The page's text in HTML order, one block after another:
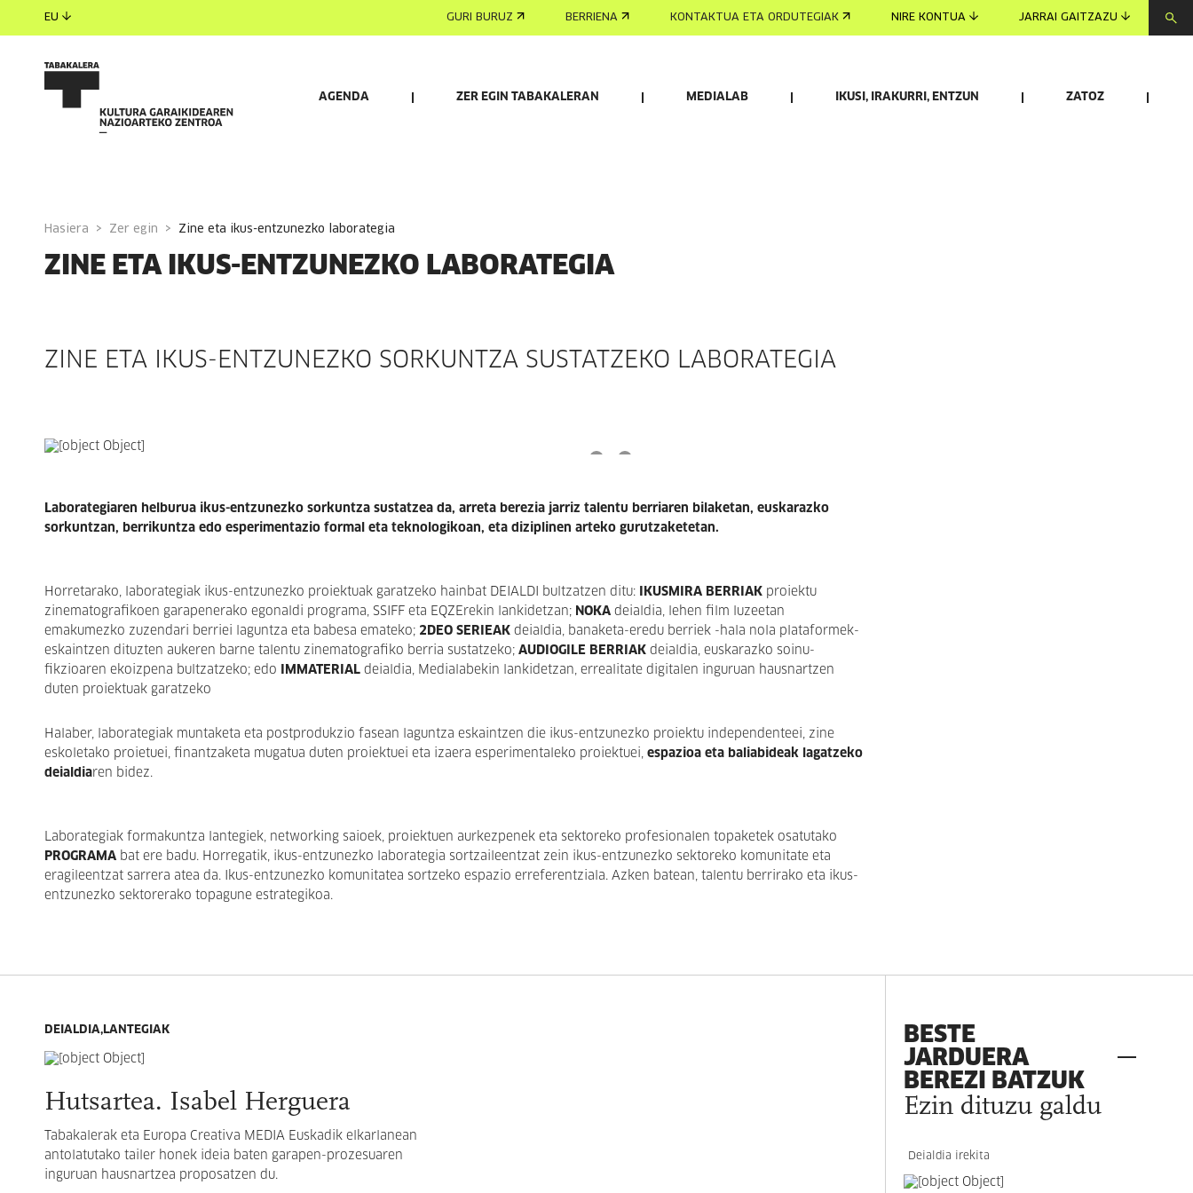
EU GURI BURUZ BERRIENA KONTAKTUA ETA ORDUTEGIAK NIRE KONTUA JARRAI GAITZAZU
AGENDA ZER EGIN TABAKALERAN MEDIALAB IKUSI, IRAKURRI, ENTZUN ZATOZ
Hasiera Zer egin zine eta ikus-entzunezko laborategia
ZINE ETA IKUS-ENTZUNEZKO LABORATEGIA
ZINE ETA IKUS-ENTZUNEZKO SORKUNTZA SUSTATZEKO LABORATEGIA
Laborategiaren helburua ikus-entzunezko sorkuntza sustatzea da, arreta berezia jarriz talentu berriaren bilaketan, euskarazko
sorkuntzan, berrikuntza edo esperimentazio formal eta teknologikoan, eta diziplinen arteko gurutzaketetan.
Horretarako, laborategiak ikus-entzunezko proiektuak garatzeko hainbat DEIALDI bultzatzen ditu: IKUSMIRA BERRIAK proiektu
zinematografikoen garapenerako egonaldi programa, SSIFF eta EQZErekin lankidetzan; NOKA deialdia, lehen film luzeetan
emakumezko zuzendari berriei laguntza eta babesa emateko; 2DEO SERIEAK deialdia, banaketa-eredu berriek -hala nola plataformek-
eskaintzen dituzten aukeren barne talentu zinematografiko berria sustatzeko; AUDIOGILE BERRIAK deialdia, euskarazko soinu-
fikzioaren ekoizpena bultzatzeko; edo
IMMATERIAL deialdia, Medialabekin lankidetzan, errealitate digitalen inguruan hausnartzen
duten proiektuak garatzeko
Halaber, laborategiak muntaketa eta postprodukzio fasean laguntza eskaintzen die ikus-entzunezko proiektu independenteei, zine
eskoletako proietuei, finantzaketa mugatua duten proiektuei eta izaera esperimentaleko proiektuei, espazioa eta baliabideak lagatzeko
deialdiaren bidez.
Laborategiak formakuntza lantegiek, networking saioek, proiektuen aurkezpenek eta sektoreko profesionalen topaketek osatutako
PROGRAMA bat ere badu. Horregatik, ikus-entzunezko laborategia sortzaileentzat zein ikus-entzunezko sektoreko komunitate eta
eragileentzat sarrera atea da. Ikus-entzunezko komunitatea sortzeko espazio erreferentziala. Azken batean, talentu berrirako eta ikus-
entzunezko sektorerako topagune estrategikoa.
DEIALDIA,LANTEGIAK
Hutsartea. Isabel Herguera
Tabakalerak eta Europa Creativa MEDIA Euskadik elkarlanean
antolatutako tailer honek ideia baten garapen-prozesuaren
inguruan hausnartzea proposatzen du.
BESTE
JARDUERA
BEREZI BATZUK
Ezin dituzu galdu
Deialdia irekita